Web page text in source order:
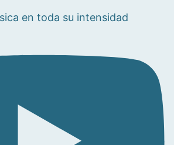
en toda su intensidad